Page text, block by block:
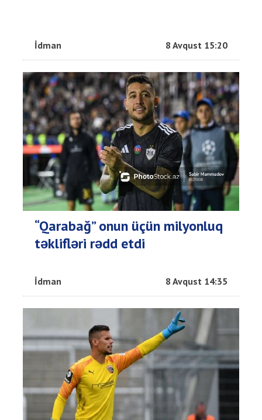
İdman 8 Avqust 15:20
“Qarabağ” onun üçün milyonluq
təklifləri rədd etdi
İdman 8 Avqust 14:35